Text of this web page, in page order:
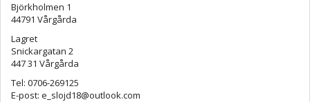
Björkholmen 1
44791 Vårgårda
Lagret
Snickargatan 2
447 31 Vårgårda
Tel: 0706-269125
E-post: e_slojd18@outlook.com